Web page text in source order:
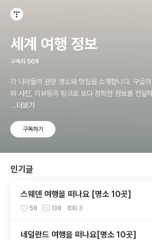
세계 여행 정보
구독자 509
각 나라들의 관광 명소와 맛집을 소개합니다. 구글
와 사진, 리뷰등의 링크로 보다 정확한 정보를 전달하는 블로그
다.
...더보기
구독하기
인기글
스웨덴 여행을 떠나요 [명소 10곳]
58 138 조회 3
네덜란드 여행을 떠나요[명소 10곳]